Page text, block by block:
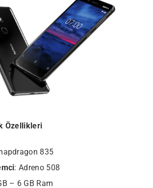
Özellikleri
835
: Adreno 508
– 6 GB Ram